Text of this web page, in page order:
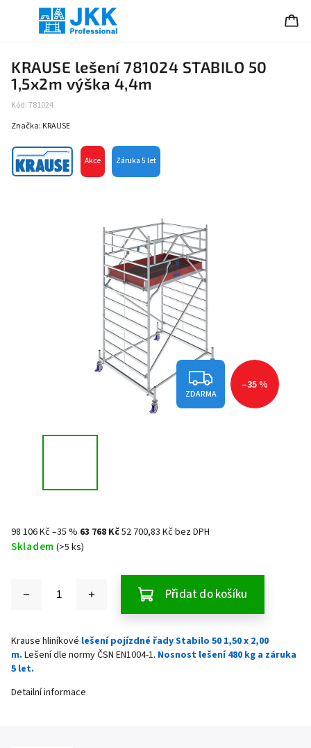
KRAUSE lešení 781024 STABILO 50
1,5x2m výška 4,4m
Kód:781024
Akce Záruka 5 let
Značka: KRAUSE
ZDARMA
–35 %
98 106 Kč–35 % 63 768 Kč52 700,83 Kč bez DPH
Skladem (>5 ks)
Přidat do košíku
Krause hliníkové lešení pojízdné řady Stabilo 50 1,50 x 2,00
m. Lešení dle normy ČSN EN1004-1. Nosnost lešení 480 kg a záruka
5 let.
Detailní informace